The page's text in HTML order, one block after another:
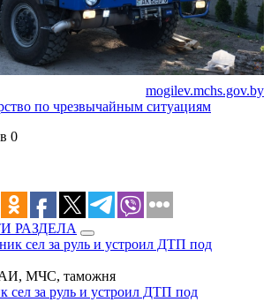
mogilev.mchs.gov.by
по чрезвычайным ситуациям
0
РАЗДЕЛА
МЧС, таможня
сел за руль и устроил ДТП под